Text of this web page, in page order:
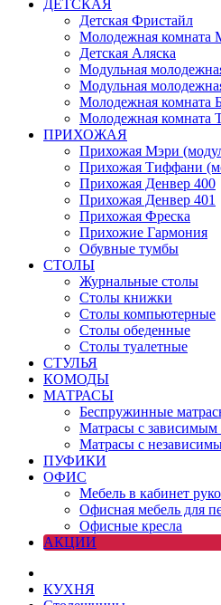
ДЕТСКАЯ
Детская Фристайл
Молодежная комната
Детская Аляска
Модульная
Модульная
Молодежная комната
Молодежная комната
ПРИХОЖАЯ
Прихожая Мэри
Прихожая Тиффани
Прихожая Денвер 400
Прихожая Денвер 401
Прихожая Фреска
Прихожие Гармония
Обувные тумбы
СТОЛЫ
Журнальные столы
Столы книжки
Столы компьютерные
Столы обеденные
Столы туалетные
СТУЛЬЯ
КОМОДЫ
МАТРАСЫ
Беспружинные
Матрасы с
Матрасы с
ПУФИКИ
ОФИС
Мебель в кабинет
Офисная мебель для
Офисные кресла
АКЦИИ
КУХНЯ